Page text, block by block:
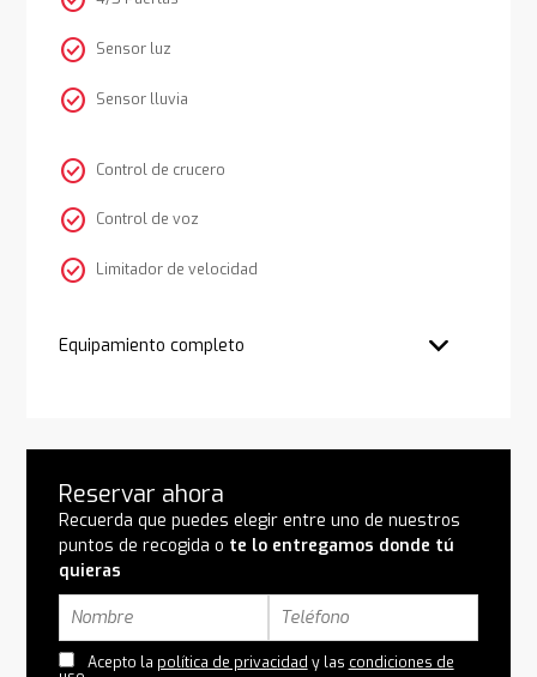
check_circle Sensor luz
check_circle Sensor lluvia
check_circle Control de crucero
check_circle Control de voz
check_circle Limitador de velocidad
Equipamiento completo
Reservar ahora
Recuerda que puedes elegir entre uno de nuestros
puntos de recogida o te lo entregamos donde tú
quieras
Acepto la política de privacidad y las condiciones de